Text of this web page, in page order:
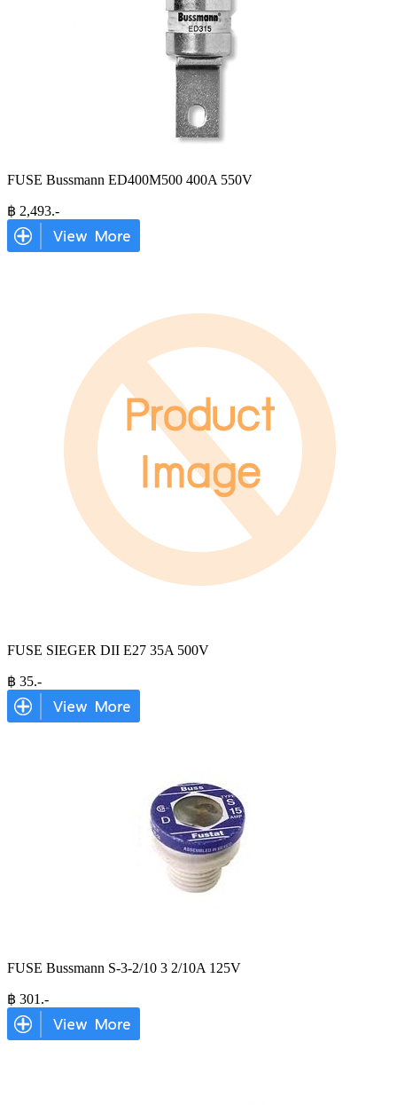
FUSE Bussmann ED400M500 400A 550V
฿ 2,493.-
FUSE SIEGER DII E27 35A 500V
฿ 35.-
FUSE Bussmann S-3-2/10 3 2/10A 125V
฿ 301 .-